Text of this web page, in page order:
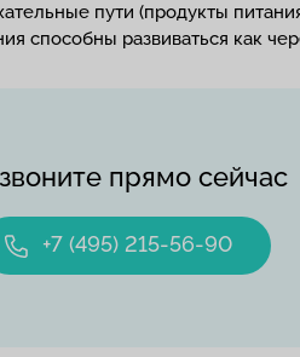
пути (продукты
способны развиваться как
прямо сейчас
+7 (495) 215-56-90